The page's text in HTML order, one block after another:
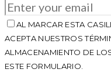
AL MARCAR ESTA
ACEPTA NUESTROS
ALMACENAMIENTO DE
ESTE FORMULARIO.